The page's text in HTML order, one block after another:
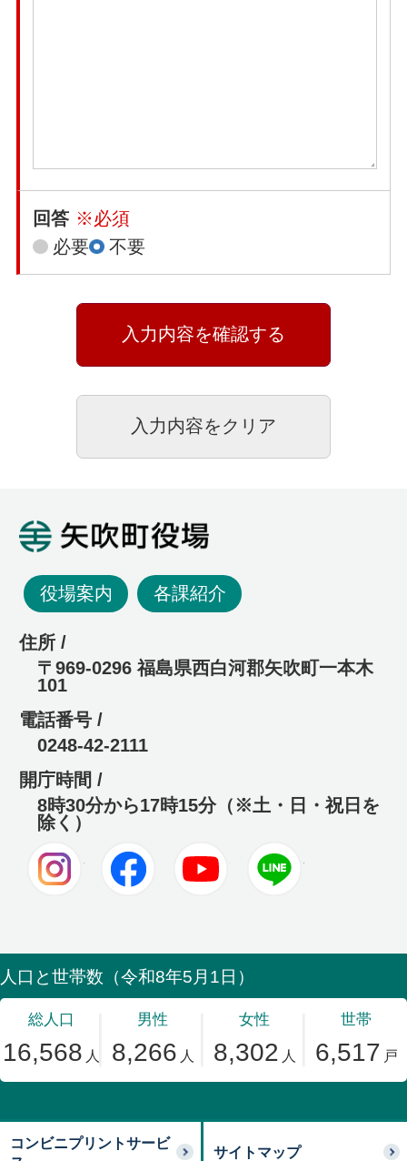
回答 ※必須
必要
不要
役場案内 各課紹介
住所 /
〒969-0296 福島県西白河郡矢吹町一本木
101
電話番号 /
0248-42-2111
開庁時間 /
8時30分から17時15分（※土・日・祝日を
除く）
Instagram Facebook Youtube
コンビニプリントサービ
サイトマップ